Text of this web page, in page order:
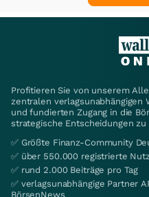
Profitieren Sie von unserem
zentralen
und fundierten Zugang in die
strategische Entscheidungen
✅ Größte Finanz-Community
✅ über 550.000 registrierte
✅ rund 2.000 Beiträge pro Tag
✅ verlagsunabhängige Partner
BörsenNews